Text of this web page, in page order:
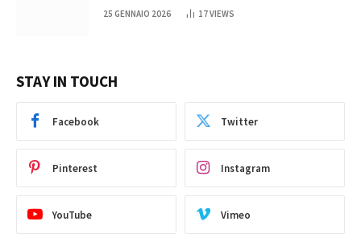
25 GENNAIO 2026 17VIEWS
STAY IN TOUCH
Facebook Twitter
Pinterest Instagram
YouTube Vimeo